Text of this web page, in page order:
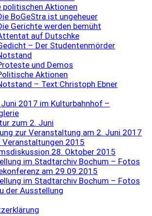
politischen Aktionen
BoGeStra ist ungeheuer
Gerichte werden bemüht
auf Dutschke
– Der Studentenmörder
und Demos
Aktionen
– Text:Christoph Ebner
Juni 2017 im Kulturbahnhof –
zum 2. Juni
zur Veranstaltung am 2. Juni 2017
Veranstaltungen 2015
28. Oktober 2015
im Stadtarchiv Bochum – Fotos
am 29.09.2015
im Stadtarchiv Bochum – Fotos
der Ausstellung